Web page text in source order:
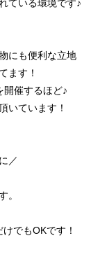
ている環境です♪
にも便利な立地
ます！
開催するほど♪
いています！
／
。
でもOKです！